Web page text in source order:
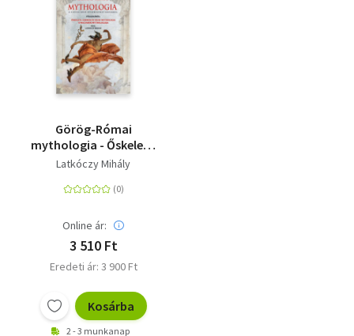
Görög-Római
mythologia - Őskeleti,
germán és szláv
magyarok
Latkóczy Mihály
Online ár:
3 510 Ft
Eredeti ár: 3 900 Ft
Kosárba
2 - 3 munkanap